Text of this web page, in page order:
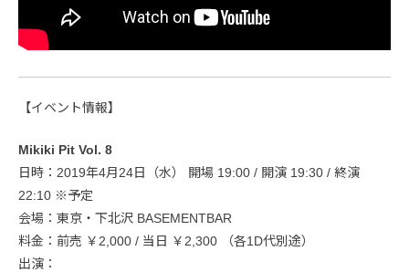
【イベント情報】
Mikiki Pit Vol. 8
日時：2019年4月24日（水） 開場 19:00 / 開演 19:30 / 終演
22:10 ※予定
会場：東京・下北沢 BASEMENTBAR
料金：前売 ￥2,000 / 当日 ￥2,300 （各1D代別途）
出演：